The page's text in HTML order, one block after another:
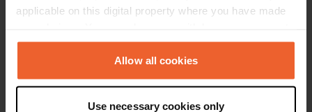
applicable on this digital property where you have made
any time from the Cookie Declaration or by clicking on
the Privacy trigger icon.Allow all cookies
Use necessary cookies only
Contact
Quarlespolderweg 9
Copie